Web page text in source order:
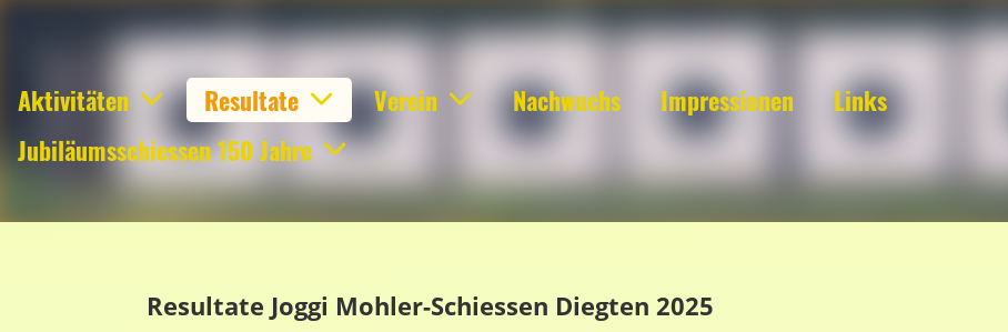
Aktivitäten Resultate Verein Nachwuchs Impressionen
Links
Jubiläumsschiessen 150 Jahre
Resultate Joggi Mohler-Schiessen Diegten 2025